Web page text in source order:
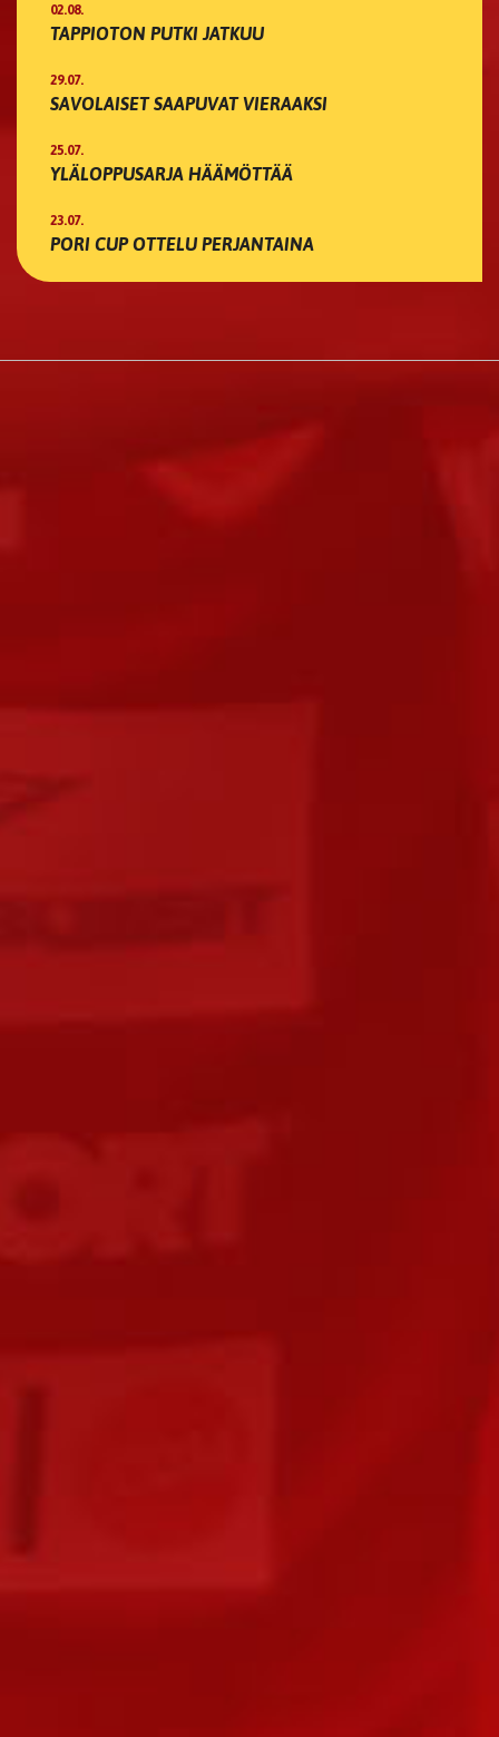
02.08.
TAPPIOTON PUTKI JATKUU
29.07.
SAVOLAISET SAAPUVAT VIERAAKSI
25.07.
YLÄLOPPUSARJA HÄÄMÖTTÄÄ
23.07.
PORI CUP OTTELU PERJANTAINA